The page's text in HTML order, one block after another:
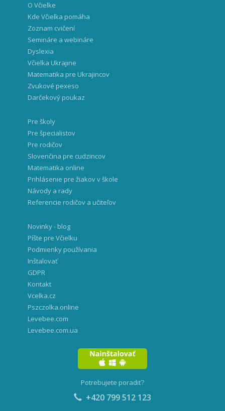
O Včielke
Kde Včielka pomáha
Zoznam cvičení
Semináre a webináre
Dyslexia
Včielka Ukrajine
Matematika pre Ukrajincov
Zvukové pexeso
Darčekový poukaz
Pre školy
Pre špecialistov
Pre rodičov
Slovenčina pre cudzincov
Matematika online
Prihlásenie pre žiakov v škole
Návody a rady
Referencie rodičov a učiteľov
Novinky - blog
Píšte pre Včielku
Podmienky používania
Inštalovať
GDPR
Kontakt
Vcelka.cz
Pszczolka.online
Levebee.com
Levebee.com.ua
Potrebujete poradiť?
+420 799 512 123